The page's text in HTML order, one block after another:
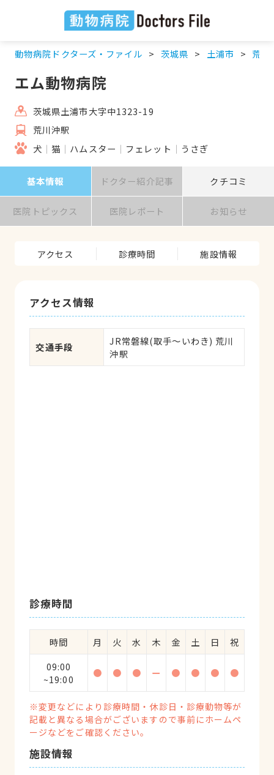
動物病院ドクターズ・ファイル 茨城県 土浦市 荒川
エム動物病院
茨城県土浦市大字中1323-19
荒川沖駅
犬
猫 ハムスター フェレット うさぎ
基本情報 ドクター紹介記事 クチコミ
医院トピックス 医院レポート お知らせ
アクセス 診療時間 施設情報
アクセス情報
交通手段
JR常磐線(取手～いわき) 荒川
沖駅
診療時間
時間 月 火 水 木 金 土 日
祝
09:00
~19:00
● ● ● ー ● ● ● ●
※変更などにより診療時間・休診日・診療動物等が
記載と異なる場合がございますので事前にホームペ
ージなどをご確認ください。
施設情報